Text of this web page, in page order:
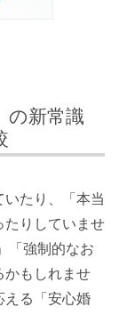
の新常識
たり、「本当
たりしていませ
「強制的なお
かもしれませ
える「安心婚